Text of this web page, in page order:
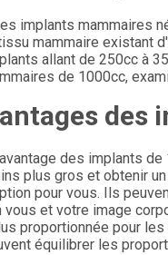
implants mammaires
mammaire existant
allant de 250cc à
de 1000cc,
des
des implants
plus gros et obtenir
pour vous. Ils
vous et votre image
proportionnée pour
équilibrer les